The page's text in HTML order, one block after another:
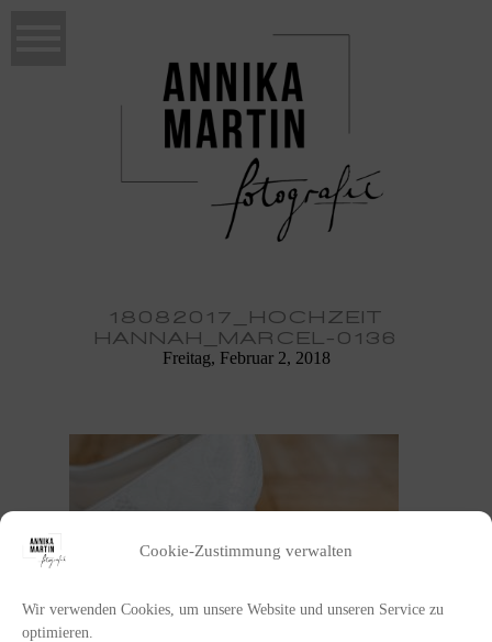
Cookie-Zustimmung verwalten
Wir verwenden Cookies, um unsere Website und unseren Service zu
optimieren.
18082017_HOCHZEIT
HANNAH_MARCEL-0136
Freitag, Februar 2, 2018